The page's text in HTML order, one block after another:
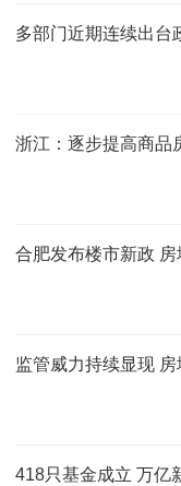
多部门近期连续出台
浙江：逐步提高商品
合肥发布楼市新政 房
监管威力持续显现 房
418只基金成立 万亿